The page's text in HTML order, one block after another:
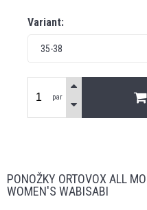
Variant:
35-38
par
PONOŽKY ORTOVOX ALL
WOMEN'S WABISABI